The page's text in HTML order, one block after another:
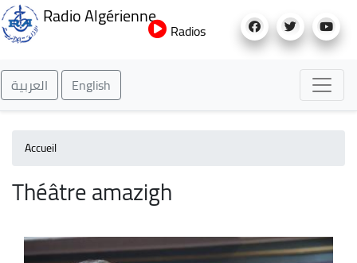
au
Radio Algérienne
Radios
العربية English
Accueil
Théâtre amazigh